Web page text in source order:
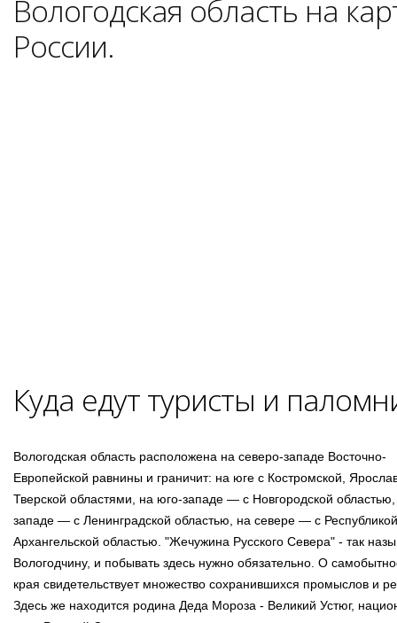
Вологодская область на
России.
Куда едут туристы и
Вологодская область расположена на северо-западе Восточно-
Европейской равнины и граничит: на юге с Костромской,
Тверской областями, на юго-западе — с Новгородской
западе — с Ленинградской областью, на севере — с
Архангельской областью. "Жечужина Русского Севера" - так
Вологодчину, и побывать здесь нужно обязательно. О
края свидетельствует множество сохранившихся промыслов и
Здесь же находится родина Деда Мороза - Великий Устюг,